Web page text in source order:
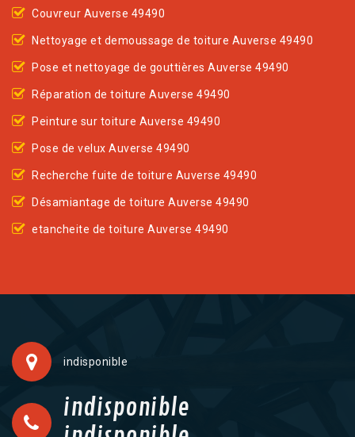
Couvreur Auverse 49490
Nettoyage et demoussage de toiture Auverse 49490
Pose et nettoyage de gouttières Auverse 49490
Réparation de toiture Auverse 49490
Peinture sur toiture Auverse 49490
Pose de velux Auverse 49490
Recherche fuite de toiture Auverse 49490
Désamiantage de toiture Auverse 49490
etancheite de toiture Auverse 49490
indisponible
indisponible